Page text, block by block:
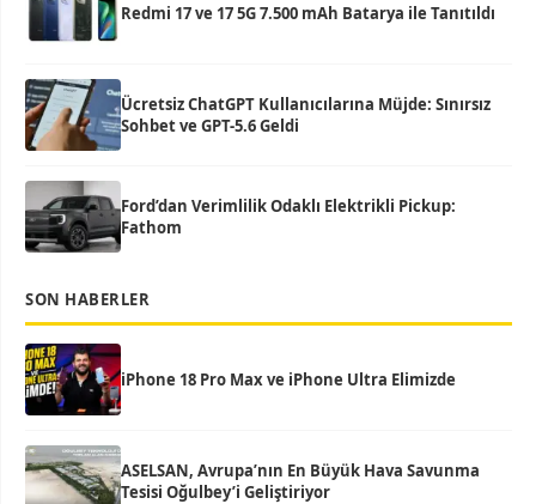
Redmi 17 ve 17 5G 7.500 mAh Batarya ile Tanıtıldı
Ücretsiz ChatGPT Kullanıcılarına Müjde: Sınırsız
Sohbet ve GPT-5.6 Geldi
Ford’dan Verimlilik Odaklı Elektrikli Pickup:
Fathom
SON HABERLER
iPhone 18 Pro Max ve iPhone Ultra Elimizde
ASELSAN, Avrupa’nın En Büyük Hava Savunma
Tesisi Oğulbey’i Geliştiriyor